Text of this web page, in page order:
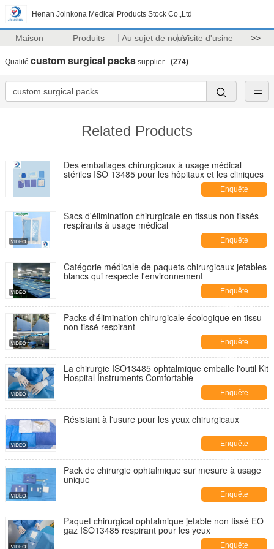
Henan Joinkona Medical Products Stock Co.,Ltd
Maison Produits Au sujet de nousVisite d'usine >>
Qualité custom surgical packs supplier. (274)
Related Products
Des emballages chirurgicaux à usage médical
stériles ISO 13485 pour les hôpitaux et les cliniques
Enquête
maintenant
Sacs d'élimination chirurgicale en tissus non tissés
respirants à usage médical
Enquête
maintenant
Catégorie médicale de paquets chirurgicaux jetables
blancs qui respecte l'environnement
Enquête
maintenant
Packs d'élimination chirurgicale écologique en tissu
non tissé respirant
Enquête
maintenant
La chirurgie ISO13485 ophtalmique emballe l'outil Kit
Hospital Instruments Comfortable
Enquête
maintenant
Résistant à l'usure pour les yeux chirurgicaux
Enquête
maintenant
Pack de chirurgie ophtalmique sur mesure à usage
unique
Enquête
maintenant
Paquet chirurgical ophtalmique jetable non tissé EO
gaz ISO13485 respirant pour les yeux
Enquête